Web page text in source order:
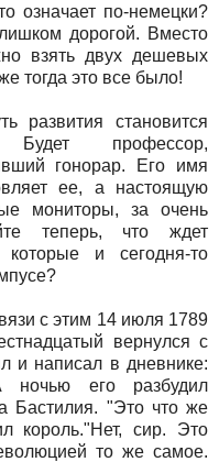
означает по-немецки?
дорогой. Вместо
взять двух дешевых
тогда это все было!
развития становится
Будет профессор,
гонорар. Его имя
ее, а настоящую
мониторы, за очень
теперь, что ждет
которые и сегодня-то
с этим 14 июля 1789
вернулся с
и написал в дневнике:
его разбудил
Бастилия. "Это что же
король."Нет, сир. Это
то же самое.